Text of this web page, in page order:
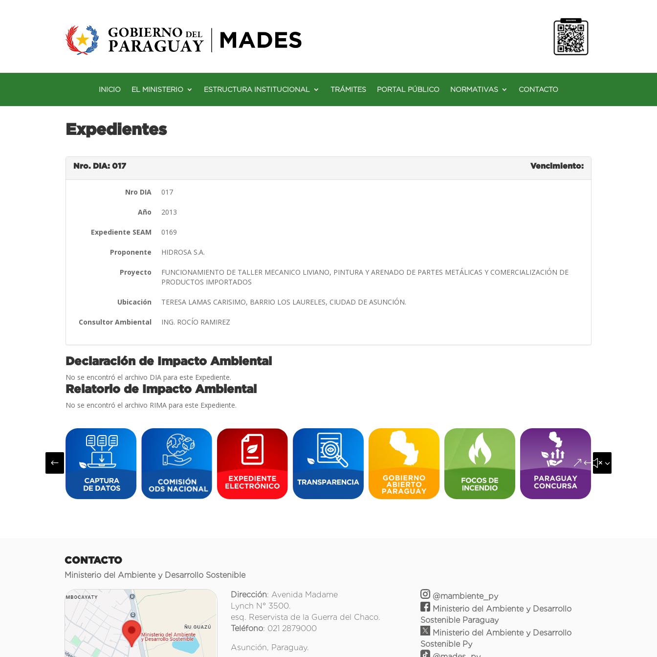
INICIO EL MINISTERIO ESTRUCTURA INSTITUCIONAL TRÁMITES PORTAL PÚBLICO NORMATIVAS CONTACTO
Expedientes
Nro. DIA: 017 Vencimiento:
Nro DIA 017
Año 2013
Expediente SEAM 0169
Proponente HIDROSA S.A.
Proyecto
FUNCIONAMIENTO DE TALLER MECANICO LIVIANO, PINTURA Y ARENADO DE PARTES METÁLICAS Y COMERCIALIZACIÓN DE
PRODUCTOS IMPORTADOS
Ubicación TERESA LAMAS CARISIMO, BARRIO LOS LAURELES, CIUDAD DE ASUNCIÓN.
Consultor Ambiental ING. ROCÍO RAMIREZ
Declaración de Impacto Ambiental
No se encontró el archivo DIA para este Expediente.
Relatorio de Impacto Ambiental
No se encontró el archivo RIMA para este Expediente.
# &#x35;
CONTACTO
Ministerio del Ambiente y Desarrollo Sostenible
Dirección: Avenida Madame
Lynch N° 3500.
esq. Reservista de la Guerra del Chaco.
Teléfono: 021 2879000
Asunción, Paraguay.
@mambiente_py
Ministerio del Ambiente y Desarrollo
Sostenible Paraguay
Ministerio del Ambiente y Desarrollo
Sostenible Py